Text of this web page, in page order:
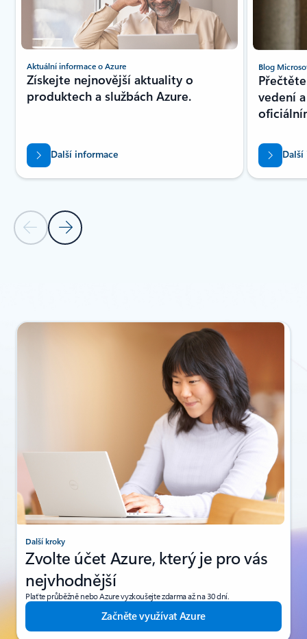
Předchozí snímek
Další snímek
Aktuální informace o Azure
Získejte nejnovější aktuality o
produktech a službách Azure.
Další informace
Blog
vedení
Další
Další kroky
Zvolte účet Azure, který je pro vás
nejvhodnější
Plaťte průběžně nebo Azure vyzkoušejte zdarma až na 30 dní.
Začněte využívat Azure